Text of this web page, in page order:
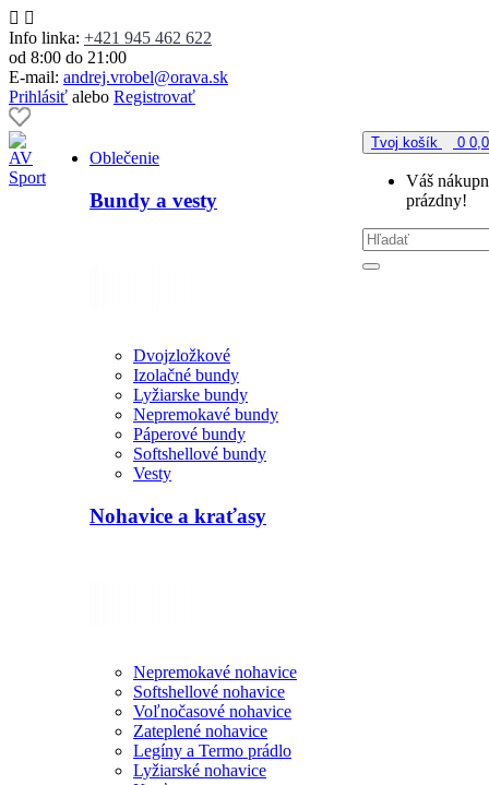
Info linka: +421 945 462 622
od 8:00 do 21:00
E-mail: andrej.vrobel@orava.sk
Prihlásiť alebo Registrovať
Oblečenie
Bundy a vesty
Dvojzložkové
Izolačné bundy
Lyžiarske bundy
Nepremokavé bundy
Páperové bundy
Softshellové bundy
Vesty
Nohavice a kraťasy
Nepremokavé nohavice
Softshellové nohavice
Voľnočasové nohavice
Zateplené nohavice
Legíny a Termo prádlo
Lyžiarské nohavice
Tvoj košík 0
Váš
prázdny!